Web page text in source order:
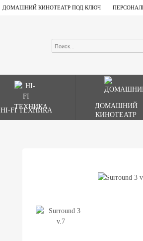
ДОМАШНИЙ КИНОТЕАТР ПОД КЛЮЧ
HI-FI ТЕХНИКА
ДОМАШНИЙ
КИНОТЕАТР